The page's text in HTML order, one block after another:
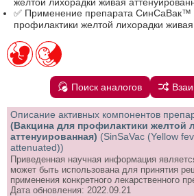
✅ Применение препарата СинСаВак™
профилактики желтой лихорадки
Поиск аналогов
Описание активных компонентов
(Вакцина для профилактики желтой
аттенуированная) (SinSaVac (Yellow
attenuated))
Приведенная научная информация
может быть использована для принятия
применения конкретного лекарственного
Дата обновления: 2022.09.21